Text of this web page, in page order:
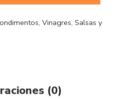
Vinagres, Salsas y
(0)